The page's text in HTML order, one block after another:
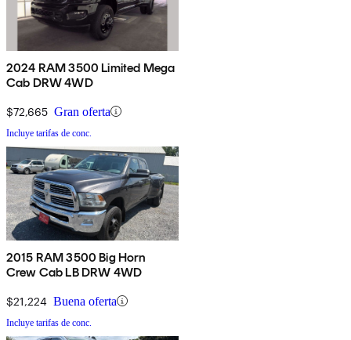
2024 RAM 3500 Limited Mega
Cab DRW 4WD
$72,665 Gran oferta
Incluye tarifas de conc.
2015 RAM 3500 Big Horn
Crew Cab LB DRW 4WD
$21,224 Buena oferta
Incluye tarifas de conc.